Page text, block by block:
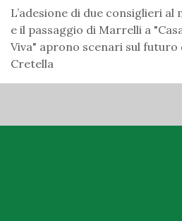
L’adesione di due consiglieri
e il passaggio di Marrelli a
Viva" aprono scenari sul futuro
Cretella